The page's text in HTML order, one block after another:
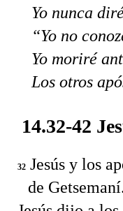
Yo nunca
“Yo no
Yo moriré
Los otros
14.32-42
32 Jesús y los
de